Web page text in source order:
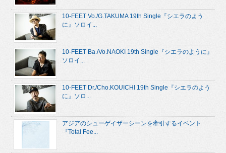
10-FEET Vo./G.TAKUMA 19th Single『シエラのよう
に』ソロイ...
10-FEET Ba./Vo.NAOKI 19th Single『シエラのように』
ソロイ...
10-FEET Dr./Cho.KOUICHI 19th Single『シエラのよう
に』ソロ...
アジアのシューゲイザーシーンを牽引するイベント
『Total Fee...